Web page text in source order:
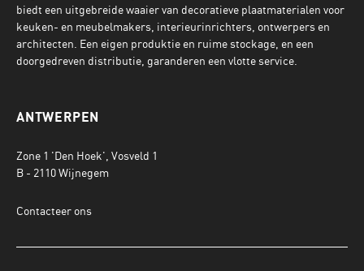
biedt een uitgebreide waaier van decoratieve plaatmaterialen voor
keuken- en meubelmakers, interieurinrichters, ontwerpers en
architecten. Een eigen produktie en ruime stockage, en een
doorgedreven distributie, garanderen een vlotte service.
ANTWERPEN
Zone 1 'Den Hoek', Vosveld 1
B - 2110 Wijnegem
Contacteer ons